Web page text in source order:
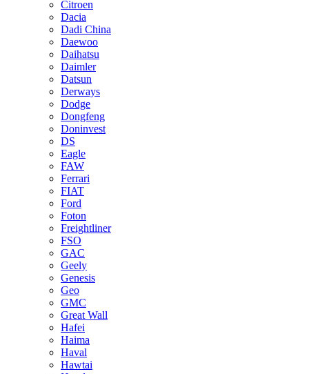
Citroen
Dacia
Dadi China
Daewoo
Daihatsu
Daimler
Datsun
Derways
Dodge
Dongfeng
Doninvest
DS
Eagle
FAW
Ferrari
FIAT
Ford
Foton
Freightliner
FSO
GAC
Geely
Genesis
Geo
GMC
Great Wall
Hafei
Haima
Haval
Hawtai